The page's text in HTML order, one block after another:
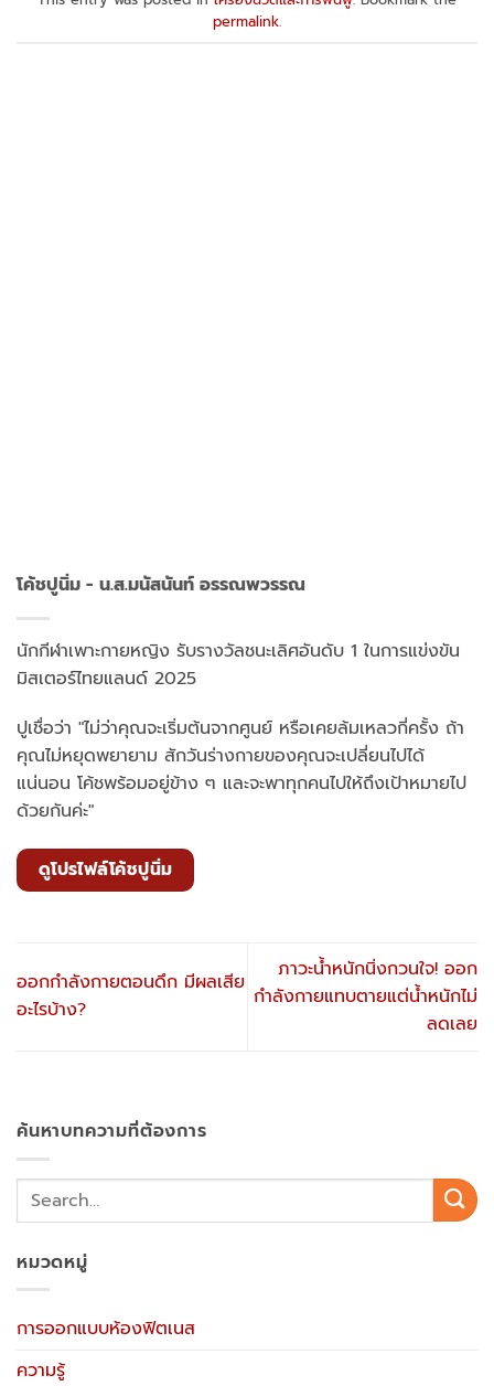
permalink.
โค้ชปูนิ่ม - น.ส.มนัสนันท์ อรรณพวรรณ
นักกีฬาเพาะกายหญิง รับรางวัลชนะเลิศอันดับ 1 ในการแข่งขัน
มิสเตอร์ไทยแลนด์ 2025
ปูเชื่อว่า "ไม่ว่าคุณจะเริ่มต้นจากศูนย์ หรือเคยล้มเหลวกี่ครั้ง ถ้า
คุณไม่หยุดพยายาม สักวันร่างกายของคุณจะเปลี่ยนไปได้
แน่นอน โค้ชพร้อมอยู่ข้าง ๆ และจะพาทุกคนไปให้ถึงเป้าหมายไป
ด้วยกันค่ะ"
ดูโปรไฟล์โค้ชปูนิ่ม
ออกกำลังกายตอนดึก มีผลเสีย
อะไรบ้าง?
ภาวะน้ำหนักนิ่งกวนใจ! ออก
กำลังกายแทบตายแต่น้ำหนักไม่
ลดเลย
ค้นหาบทความที่ต้องการ
หมวดหมู่
การออกแบบห้องฟิตเนส
ความรู้